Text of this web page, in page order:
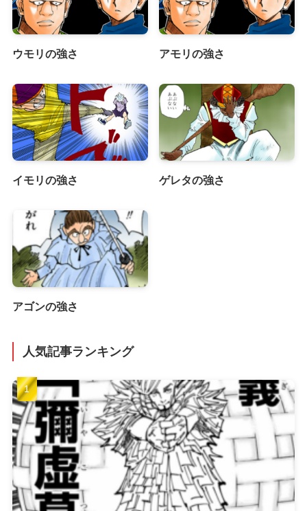
ウモリの強さ アモリの強さ
イモリの強さ ゲレタの強さ
アゴンの強さ
人気記事ランキング